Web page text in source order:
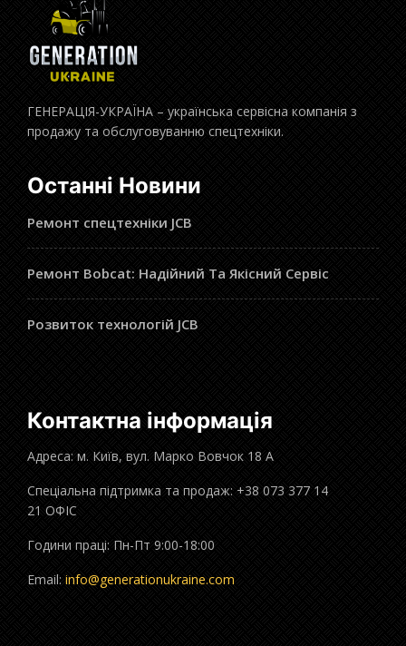
ГЕНЕРАЦІЯ-УКРАЇНА – українська сервісна компанія з
продажу та обслуговуванню спецтехніки.
Останні Новини
Ремонт спецтехніки JCB
Ремонт Bobcat: Надійний Та Якісний Сервіс
Розвиток технологій JCB
Контактна інформація
Адреса: м. Київ, вул. Марко Вовчок 18 А
Спеціальна підтримка та продаж: +38 073 377 14
21 ОФІС
Години праці: Пн-Пт 9:00-18:00
Email: info@generationukraine.com